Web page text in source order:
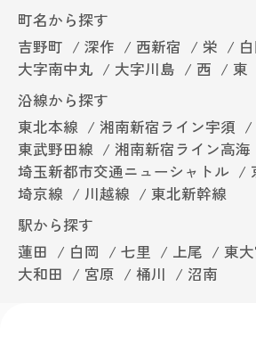
町名から探す
吉野町
深作 西新宿 栄
大字南中丸
大字川島 西 東
沿線から探す
東北本線
湘南新宿ライン宇須
東武野田線
湘南新宿ライン高海
埼玉新都市交通ニューシャトル
埼京線
川越線
東北新幹線
駅から探す
蓮田
白岡 七里 上尾 東
大和田
宮原 桶川 沼南